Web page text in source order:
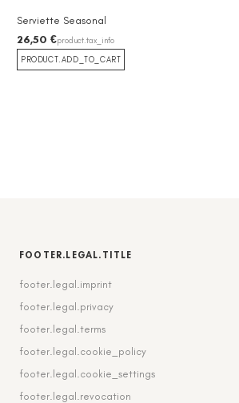
Serviette Seasonal
26,50 €product.tax_info
PRODUCT.ADD_TO_CART
FOOTER.LEGAL.TITLE
footer.legal.imprint
footer.legal.privacy
footer.legal.terms
footer.legal.cookie_policy
footer.legal.cookie_settings
footer.legal.revocation